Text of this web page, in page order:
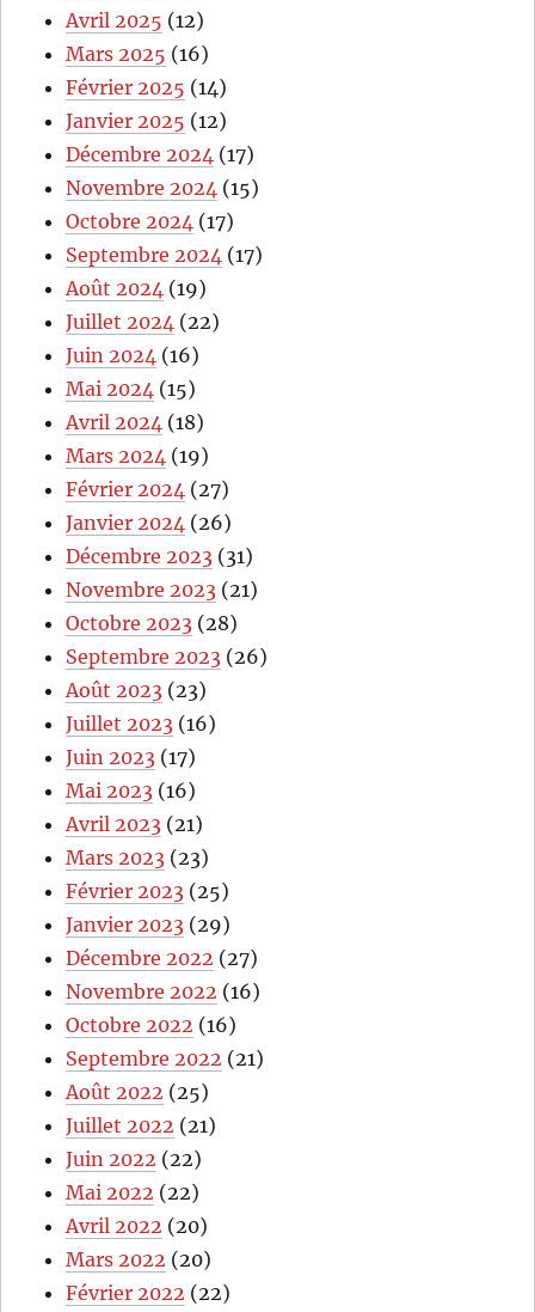
Avril 2025 (12)
Mars 2025 (16)
Février 2025 (14)
Janvier 2025 (12)
Décembre 2024 (17)
Novembre 2024 (15)
Octobre 2024 (17)
Septembre 2024 (17)
Août 2024 (19)
Juillet 2024 (22)
Juin 2024 (16)
Mai 2024 (15)
Avril 2024 (18)
Mars 2024 (19)
Février 2024 (27)
Janvier 2024 (26)
Décembre 2023 (31)
Novembre 2023 (21)
Octobre 2023 (28)
Septembre 2023 (26)
Août 2023 (23)
Juillet 2023 (16)
Juin 2023 (17)
Mai 2023 (16)
Avril 2023 (21)
Mars 2023 (23)
Février 2023 (25)
Janvier 2023 (29)
Décembre 2022 (27)
Novembre 2022 (16)
Octobre 2022 (16)
Septembre 2022 (21)
Août 2022 (25)
Juillet 2022 (21)
Juin 2022 (22)
Mai 2022 (22)
Avril 2022 (20)
Mars 2022 (20)
Février 2022 (22)